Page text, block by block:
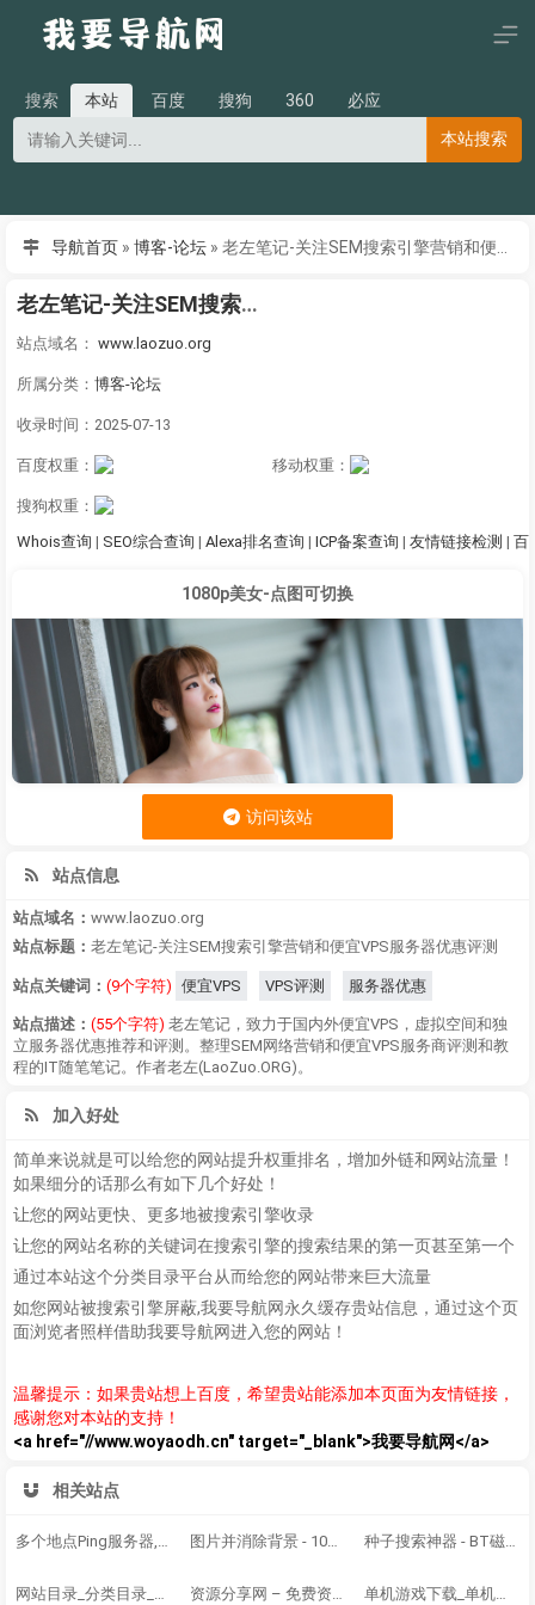
搜索 本站 百度 搜狗 360
必应
本站搜索
导航首页 » 博客-论坛 »
老左笔记-关注SEM搜索引擎营销和便宜VPS服务器优惠评测
站点域名： www.laozuo.org
所属分类： 博客-论坛
收录时间：2025-07-13
百度权重： 移动权重：
搜狗权重：
Whois查询 | SEO综合查询 | Alexa排名查询 | ICP备案查询 | 友情链接检测 | 百
1080p美女-点图可切换
访问该站
站点信息
站点域名： www.laozuo.org
站点标题： 老左笔记-关注SEM搜索引擎营销和便宜VPS服务器优惠评测
站点关键词： (9个字符) 便宜VPS VPS评测 服务器优惠
站点描述： (55个字符) 老左笔记，致力于国内外便宜VPS，虚拟空间和独
立服务器优惠推荐和评测。整理SEM网络营销和便宜VPS服务商评测和教
程的IT随笔笔记。作者老左(LaoZuo.ORG)。
加入好处
简单来说就是可以给您的网站提升权重排名，增加外链和网站流量！
如果细分的话那么有如下几个好处！
让您的网站更快、更多地被搜索引擎收录
让您的网站名称的关键词在搜索引擎的搜索结果的第一页甚至第一个
通过本站这个分类目录平台从而给您的网站带来巨大流量
如您网站被搜索引擎屏蔽,我要导航网永久缓存贵站信息，通过这个页
面浏览者照样借助我要导航网进入您的网站！
温馨提示：如果贵站想上百度，希望贵站能添加本页面为友情链接，
感谢您对本站的支持！
<a href="//www.woyaodh.cn" target="_blank">我要导航网</a>
相关站点
图片并消除背景 - 100% 全自动 - 仅用 5 秒钟 - 无需点击 - 而且免费 种子搜索神器 - BT磁力链 - 磁力链搜索大全-BT兔子-最快的网盘搜索引擎
单机游戏下载_单机游戏大全_经典单机_单机游戏下载基地_游侠网